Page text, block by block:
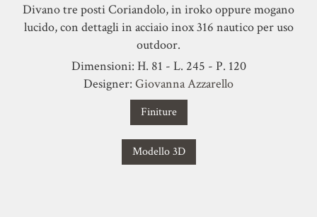
Divano tre posti Coriandolo, in iroko oppure mogano
lucido, con dettagli in acciaio inox 316 nautico per uso
outdoor.
Dimensioni: H. 81 - L. 245 - P. 120
Designer: Giovanna Azzarello
Finiture
Modello 3D